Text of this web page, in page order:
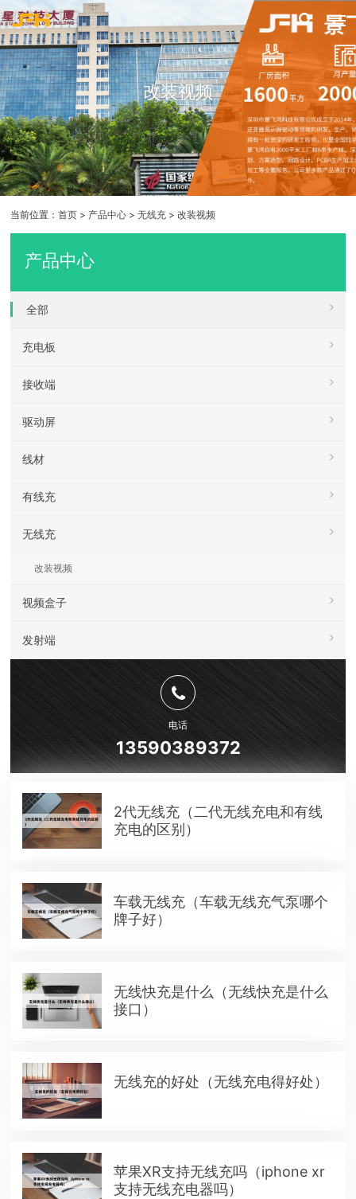
改装视频
当前位置：首页 > 产品中心 >无线充 >改装视频
产品中心
全部
充电板
接收端
驱动屏
线材
有线充
无线充
改装视频
视频盒子
发射端
电话
13590389372
2代无线充（二代无线充电和有线
充电的区别）
车载无线充（车载无线充气泵哪个
牌子好）
无线快充是什么（无线快充是什么
接口）
无线充的好处（无线充电得好处）
苹果XR支持无线充吗（iphone xr
支持无线充电器吗）